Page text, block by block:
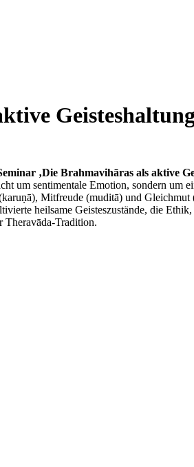
‚Die Brahmavihāras als aktive
um sentimentale Emotion, sondern
Mitfreude (muditā) und
heilsame Geisteszustände, die
Theravāda-Tradition.